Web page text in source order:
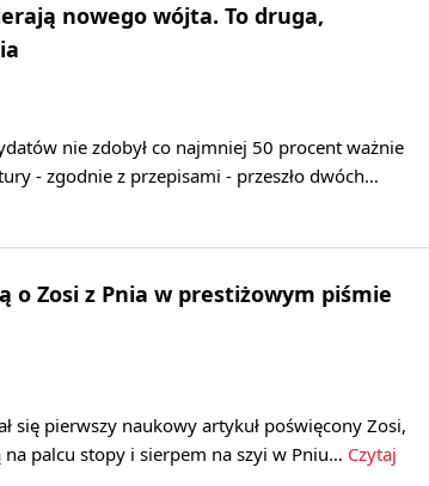
nowego wójta. To druga,
nie zdobył co najmniej 50 procent ważnie
- zgodnie z przepisami - przeszło dwóch…
o Zosi z Pnia w prestiżowym piśmie
się pierwszy naukowy artykuł poświęcony Zosi,
palcu stopy i sierpem na szyi w Pniu… Czytaj